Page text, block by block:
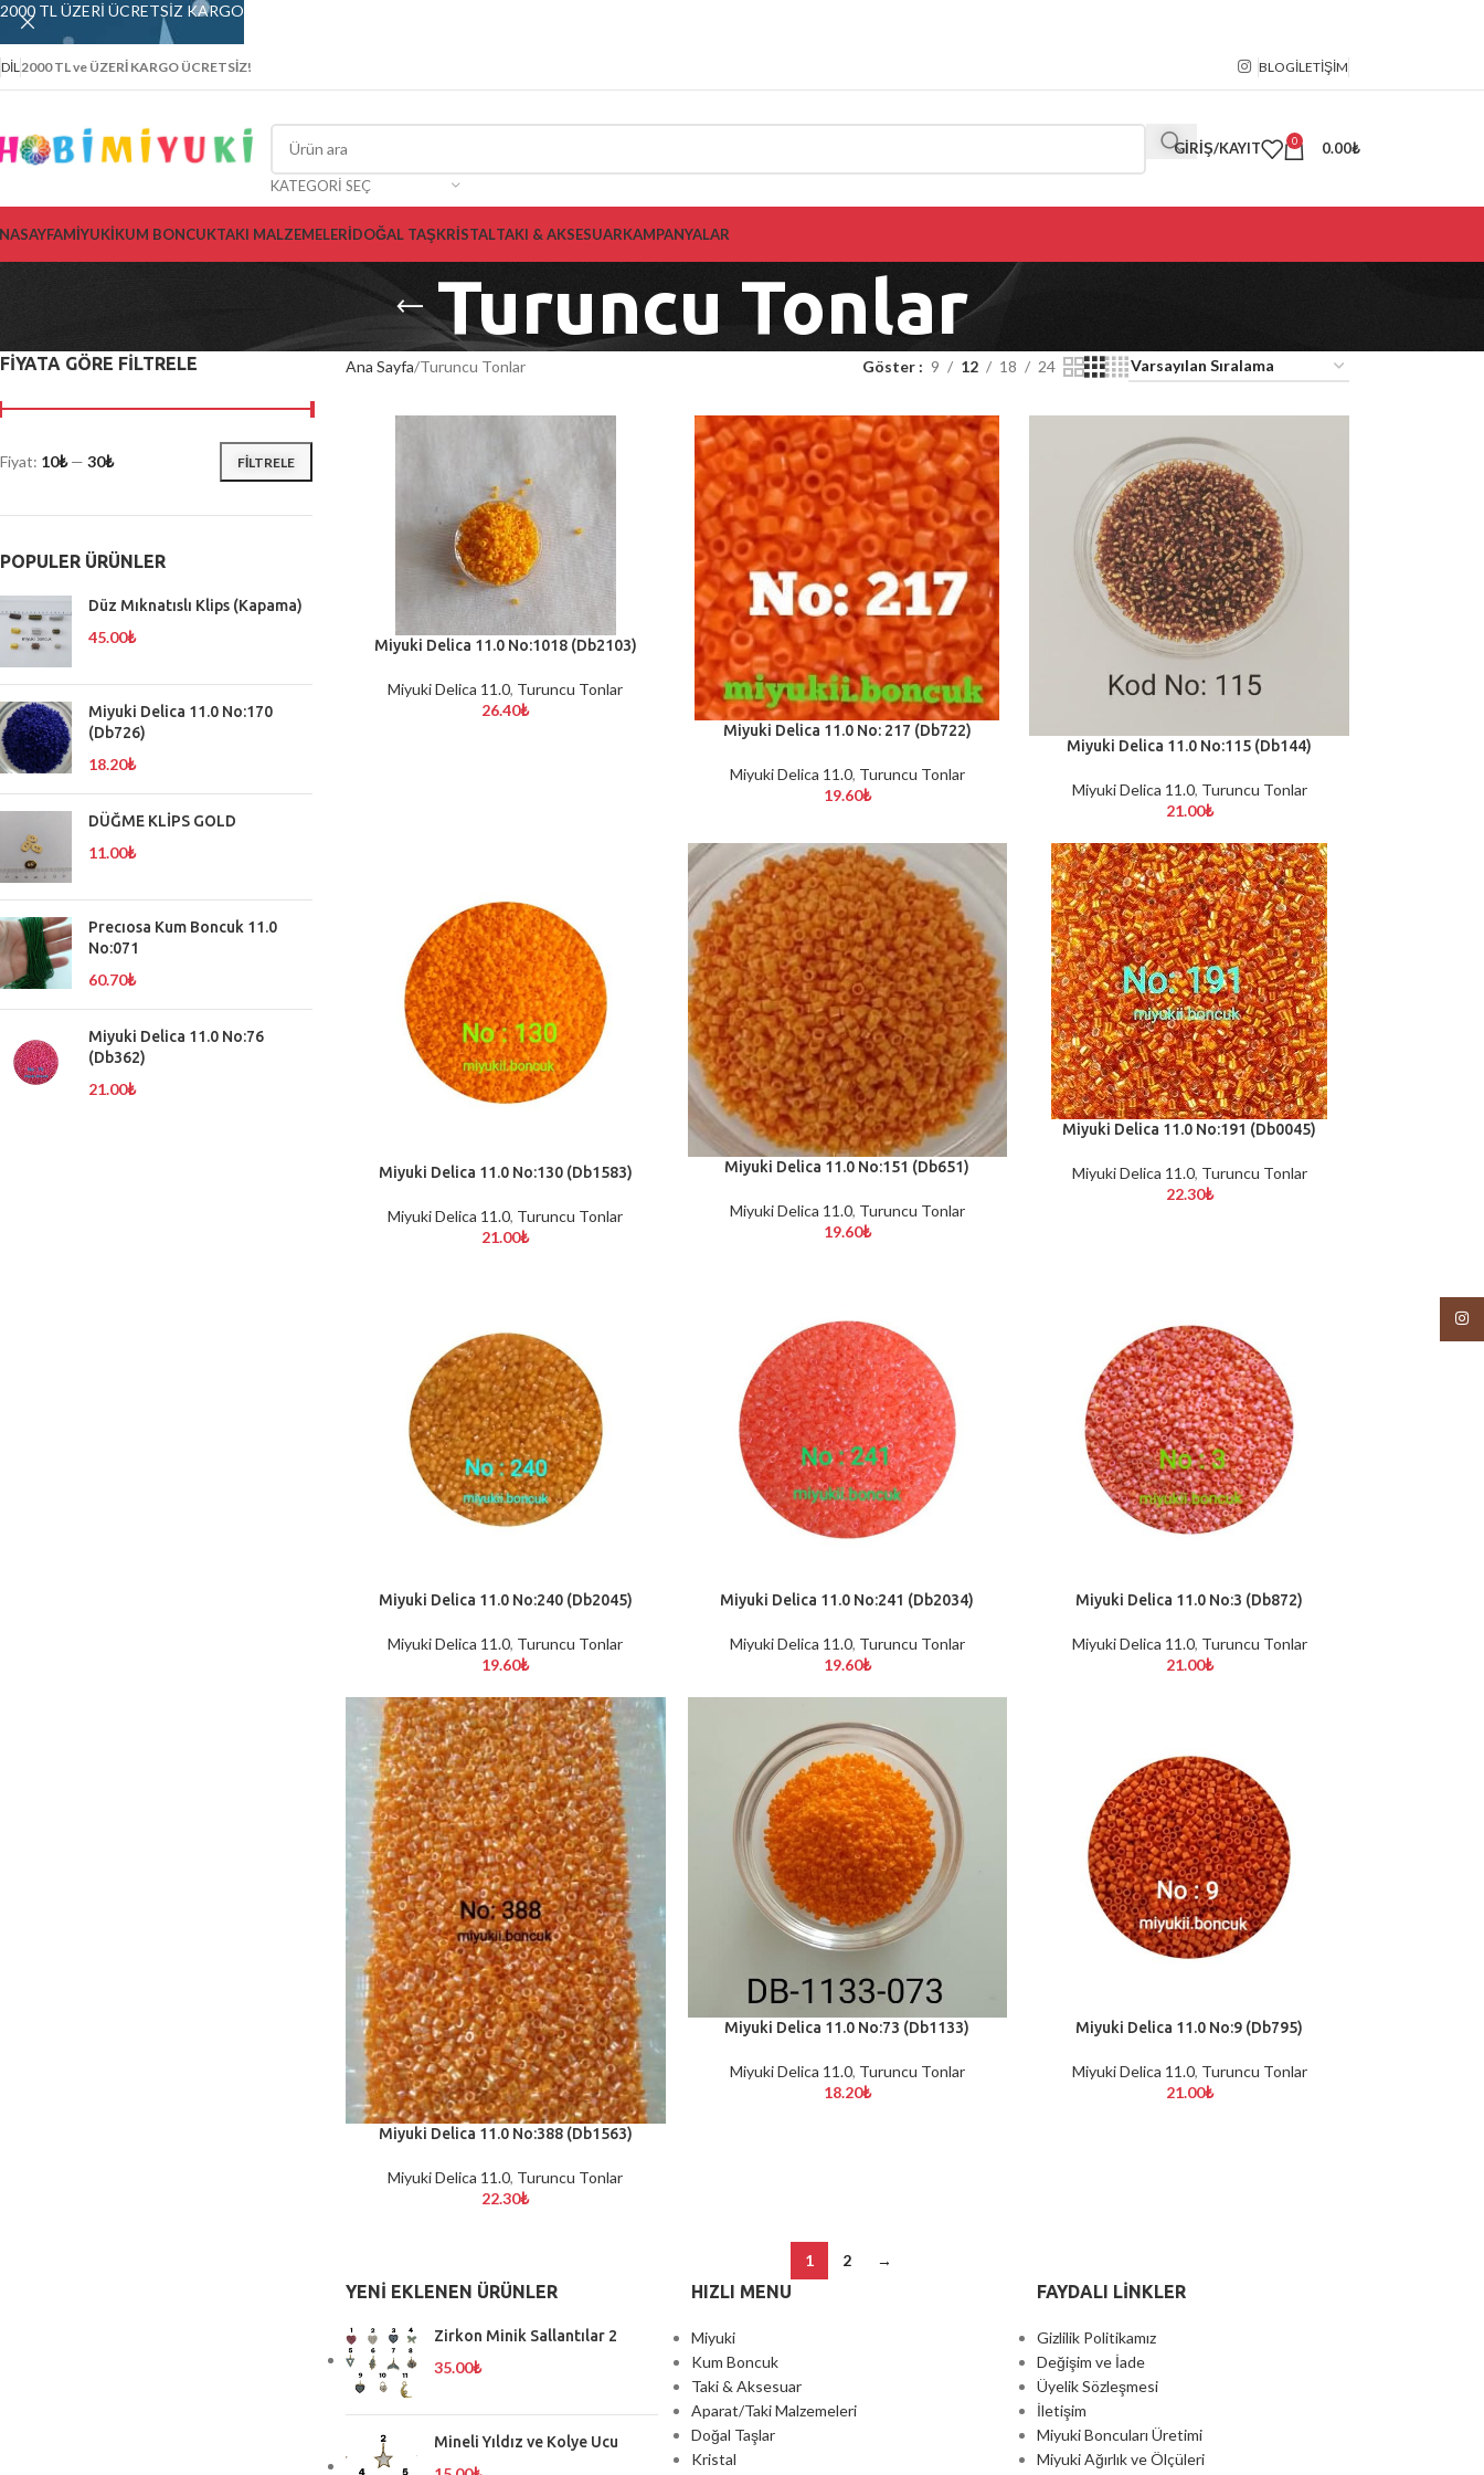
DIL 2000 TL ve ÜZERİ KARGO ÜCRETSİZ! BLOGİLETIŞIM
KATEGORI SEÇ
GIRIŞ/KAYIT 0 0.00₺
MİYUKİKUM BONCUKTAKI MALZEMELERİDOĞAL TAŞKRİSTALTAKI & AKSESUARKAMPANYALAR
Turuncu Tonlar
FİYATA GÖRE FİLTRELE
FILTRELE
Fiyat: 10₺— 30₺
POPULER ÜRÜNLER
Düz Mıknatıslı Klips (Kapama)
45.00₺
Miyuki Delica 11.0 No:170
(Db726)
18.20₺
DÜĞME KLİPS GOLD
11.00₺
Precıosa Kum Boncuk 11.0
No:071
60.70₺
Miyuki Delica 11.0 No:76
(Db362)
21.00₺
Ana Sayfa Turuncu Tonlar Göster 9 12 18 24
SEPETE EKLE
Miyuki Delica 11.0 No:1018 (Db2103)
Miyuki Delica 11.0, Turuncu Tonlar
26.40₺
SEPETE EKLE
Miyuki Delica 11.0 No: 217 (Db722)
Miyuki Delica 11.0, Turuncu Tonlar
19.60₺
SEPETE EKLE
Miyuki Delica 11.0 No:115 (Db144)
Miyuki Delica 11.0, Turuncu Tonlar
21.00₺
SEPETE EKLE
Miyuki Delica 11.0 No:130 (Db1583)
Miyuki Delica 11.0, Turuncu Tonlar
21.00₺
SEPETE EKLE
Miyuki Delica 11.0 No:151 (Db651)
Miyuki Delica 11.0, Turuncu Tonlar
19.60₺
SEPETE EKLE
Miyuki Delica 11.0 No:191 (Db0045)
Miyuki Delica 11.0, Turuncu Tonlar
22.30₺
SEPETE EKLE
Miyuki Delica 11.0 No:240 (Db2045)
Miyuki Delica 11.0, Turuncu Tonlar
19.60₺
SEPETE EKLE
Miyuki Delica 11.0 No:241 (Db2034)
Miyuki Delica 11.0, Turuncu Tonlar
19.60₺
SEPETE EKLEMiyuki Delica 11.0 No:3 (Db872)
Miyuki Delica 11.0, Turuncu Tonlar
21.00₺
SEPETE EKLE
Miyuki Delica 11.0 No:388 (Db1563)
Miyuki Delica 11.0, Turuncu Tonlar
22.30₺
SEPETE EKLE
Miyuki Delica 11.0 No:73 (Db1133)
Miyuki Delica 11.0, Turuncu Tonlar
18.20₺
SEPETE EKLEMiyuki Delica 11.0 No:9 (Db795)
Miyuki Delica 11.0, Turuncu Tonlar
21.00₺
1 2 →
YENI EKLENEN ÜRÜNLER
Zirkon Minik Sallantılar 2
35.00₺
Mineli Yıldız ve Kolye Ucu
HIZLI MENU
Miyuki
Kum Boncuk
Taki & Aksesuar
Aparat/Taki Malzemeleri
Doğal Taşlar
Kristal
FAYDALI LİNKLER
Gizlilik Politikamız
Değişim ve İade
Üyelik Sözleşmesi
İletişim
Miyuki Boncuları Üretimi
Miyuki Ağırlık ve Ölçüleri
2000 TL ÜZERİ ÜCRETSİZ KARGO